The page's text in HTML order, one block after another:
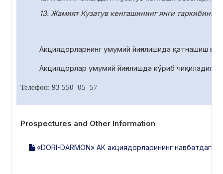
13. Жамият Кузатув кенгашининг янги таркибини
Акциядорларнинг умумий йиғилишида қатнашиш
Акциядорлар умумий йиғилишда кўриб
Телефон: 93 550–05–57
Prospectures and Other Information
«DORI-DARMON» АК акциядорларининг навбатдаги